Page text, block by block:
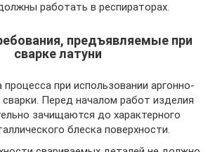
работать в респираторах.
предъявляемые при
сварке латуни
процесса при использовании аргонно-
сварки. Перед началом работ изделия
зачищаются до характерного
блеска поверхности.